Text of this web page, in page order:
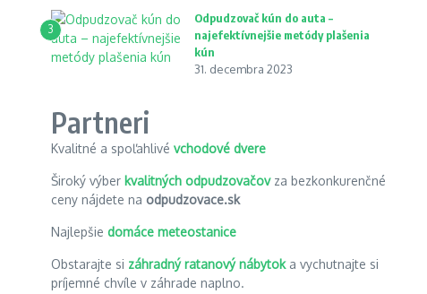
3
Odpudzovač kún do auta –
najefektívnejšie metódy plašenia
kún
31. decembra 2023
Partneri
Kvalitné a spoľahlivé vchodové dvere
Široký výber kvalitných odpudzovačovza bezkonkurenčné
ceny nájdete na odpudzovace.sk
Najlepšie domáce meteostanice
Obstarajte si záhradný ratanový nábytoka vychutnajte si
príjemné chvíle v záhrade naplno.